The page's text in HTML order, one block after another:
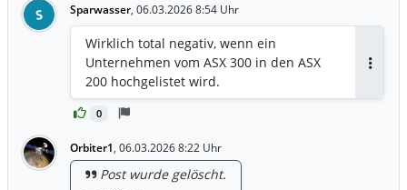
Aufnahme: September 2021 ​Dies war die
Phase des großen Lithium-Hypes. Vulcan
stieg aufgrund einer massiven Rallye in
den Index auf. ​Datum der Aufnahme: 20.
September 2021 ​Kurs bei Aufnahme: ca.
15,50 AUD ​Kurs 3 Monate später
Entwicklung (-32 %): Nach der Aufnahme
kam es zu massiven Gewinnmitnahmen.
S Sparwasser, 06.03.2026 8:54 Uhr
0
Wirklich total negativ, wenn ein
Unternehmen vom ASX 300 in den ASX
200 hochgelistet wird.
Orbiter1, 06.03.2026 8:22 Uhr
Post wurde gelöscht.